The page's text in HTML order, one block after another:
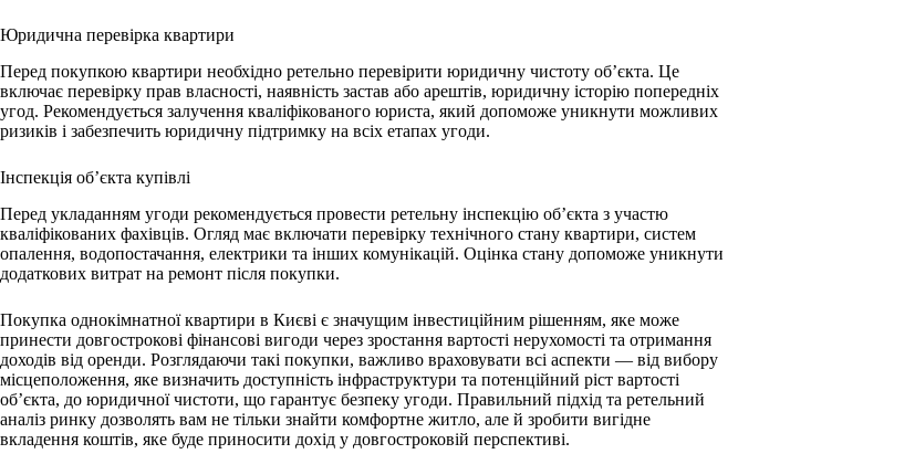
Юридична перевірка квартири
Перед покупкою квартири необхідно ретельно перевірити юридичну чистоту об’єкта. Це
включає перевірку прав власності, наявність застав або арештів, юридичну історію попередніх
угод. Рекомендується залучення кваліфікованого юриста, який допоможе уникнути можливих
ризиків і забезпечить юридичну підтримку на всіх етапах угоди.
Інспекція об’єкта купівлі
Перед укладанням угоди рекомендується провести ретельну інспекцію об’єкта з участю
кваліфікованих фахівців. Огляд має включати перевірку технічного стану квартири, систем
опалення, водопостачання, електрики та інших комунікацій. Оцінка стану допоможе уникнути
додаткових витрат на ремонт після покупки.
Покупка однокімнатної квартири в Києві є значущим інвестиційним рішенням, яке може
принести довгострокові фінансові вигоди через зростання вартості нерухомості та отримання
доходів від оренди. Розглядаючи такі покупки, важливо враховувати всі аспекти — від вибору
місцеположення, яке визначить доступність інфраструктури та потенційний ріст вартості
об’єкта, до юридичної чистоти, що гарантує безпеку угоди. Правильний підхід та ретельний
аналіз ринку дозволять вам не тільки знайти комфортне житло, але й зробити вигідне
вкладення коштів, яке буде приносити дохід у довгостроковій перспективі.